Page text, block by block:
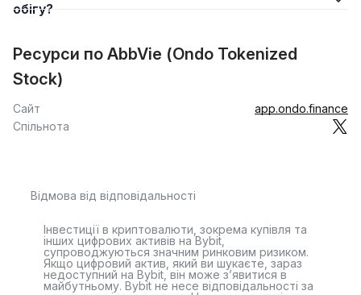
обігу?
Ресурси по AbbVie (Ondo Tokenized
Stock)
Сайт
app.ondo.finance
Спільнота
Відмова від відповідальності
Інвестиції в криптовалюти, зокрема купівля та
інших цифрових активів на Bybit,
супроводжуються значним ринковим ризиком.
Якщо цифровий актив, який ви шукаєте, зараз
недоступний на Bybit, він може з’явитися в
майбутньому. Bybit не несе відповідальності за